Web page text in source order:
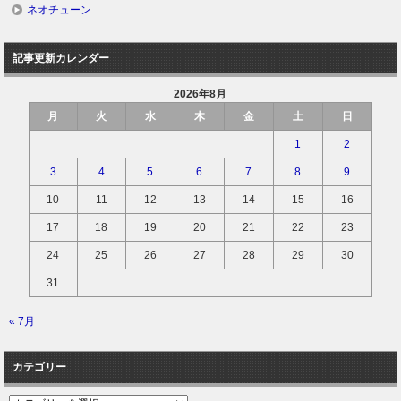
ネオチューン
記事更新カレンダー
2026年8月
月
火 水 木 金 土 日
1 2
3 4 5 6 7 8 9
10 11 12 13 14 15 16
17 18 19 20 21 22 23
24 25 26 27 28 29 30
31
« 7月
カテゴリー